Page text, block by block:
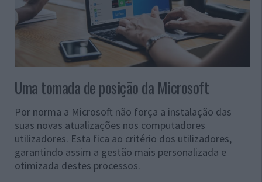
Uma tomada de posição da Microsoft
Por norma a Microsoft não força a instalação das
suas novas atualizações nos computadores
utilizadores. Esta fica ao critério dos utilizadores,
garantindo assim a gestão mais personalizada e
otimizada destes processos.